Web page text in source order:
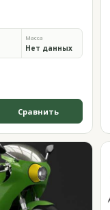
Масса
Нет данных
Сравнить